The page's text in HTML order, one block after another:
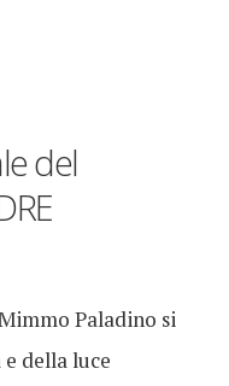
del
Paladino si
della luce